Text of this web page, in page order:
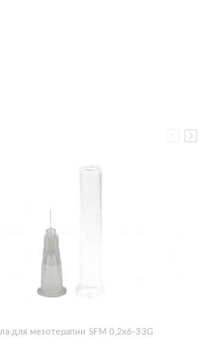
для мезотерапии SFM 0,2x6-33G